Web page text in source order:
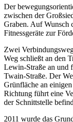
Der
zwischen der
Graben. Auf Wunsch
Fitnessgeräte zur
Zwei
Weg schließt an den
Lewin-Straße an und
Twain-Straße. Der
Grünfläche an
Richtung führt eine
der Schnittstelle
2011 wurde das